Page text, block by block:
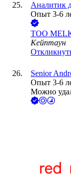
Аналитик
Опыт 3-6
ТОО
Кейптаун
Senior
Опыт 3-6
Можно